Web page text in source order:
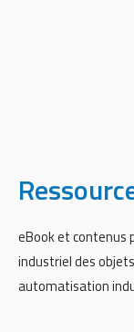
eBook et contenus
industriel des
automatisation